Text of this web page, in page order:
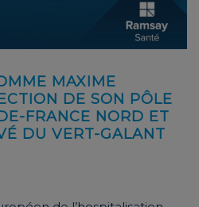
MAXIME
DE SON PÔLE
FRANCE NORD ET
DU VERT-GALANT